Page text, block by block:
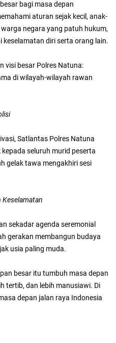
bagi masa depan
aturan sejak kecil, anak-
negara yang patuh hukum,
keselamatan diri serta orang lain.
visi besar Polres Natuna:
di wilayah-wilayah rawan
Satlantas Polres Natuna
seluruh murid peserta
gelak tawa mengakhiri sesi
Keselamatan
sekadar agenda seremonial
gerakan membangun budaya
usia paling muda.
besar itu tumbuh masa depan
tertib, dan lebih manusiawi. Di
depan jalan raya Indonesia